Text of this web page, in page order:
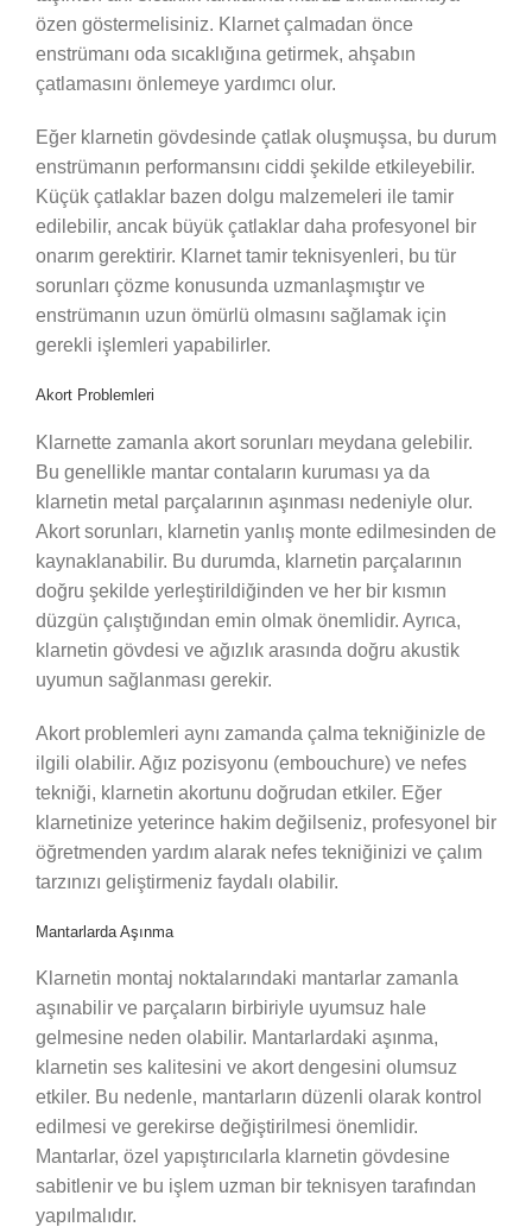
özen göstermelisiniz. Klarnet çalmadan önce
enstrümanı oda sıcaklığına getirmek, ahşabın
çatlamasını önlemeye yardımcı olur.
Eğer klarnetin gövdesinde çatlak oluşmuşsa, bu durum
enstrümanın performansını ciddi şekilde etkileyebilir.
Küçük çatlaklar bazen dolgu malzemeleri ile tamir
edilebilir, ancak büyük çatlaklar daha profesyonel bir
onarım gerektirir. Klarnet tamir teknisyenleri, bu tür
sorunları çözme konusunda uzmanlaşmıştır ve
enstrümanın uzun ömürlü olmasını sağlamak için
gerekli işlemleri yapabilirler.
Akort Problemleri
Klarnette zamanla akort sorunları meydana gelebilir.
Bu genellikle mantar contaların kuruması ya da
klarnetin metal parçalarının aşınması nedeniyle olur.
Akort sorunları, klarnetin yanlış monte edilmesinden de
kaynaklanabilir. Bu durumda, klarnetin parçalarının
doğru şekilde yerleştirildiğinden ve her bir kısmın
düzgün çalıştığından emin olmak önemlidir. Ayrıca,
klarnetin gövdesi ve ağızlık arasında doğru akustik
uyumun sağlanması gerekir.
Akort problemleri aynı zamanda çalma tekniğinizle de
ilgili olabilir. Ağız pozisyonu (embouchure) ve nefes
tekniği, klarnetin akortunu doğrudan etkiler. Eğer
klarnetinize yeterince hakim değilseniz, profesyonel bir
öğretmenden yardım alarak nefes tekniğinizi ve çalım
tarzınızı geliştirmeniz faydalı olabilir.
Mantarlarda Aşınma
Klarnetin montaj noktalarındaki mantarlar zamanla
aşınabilir ve parçaların birbiriyle uyumsuz hale
gelmesine neden olabilir. Mantarlardaki aşınma,
klarnetin ses kalitesini ve akort dengesini olumsuz
etkiler. Bu nedenle, mantarların düzenli olarak kontrol
edilmesi ve gerekirse değiştirilmesi önemlidir.
Mantarlar, özel yapıştırıcılarla klarnetin gövdesine
sabitlenir ve bu işlem uzman bir teknisyen tarafından
yapılmalıdır.